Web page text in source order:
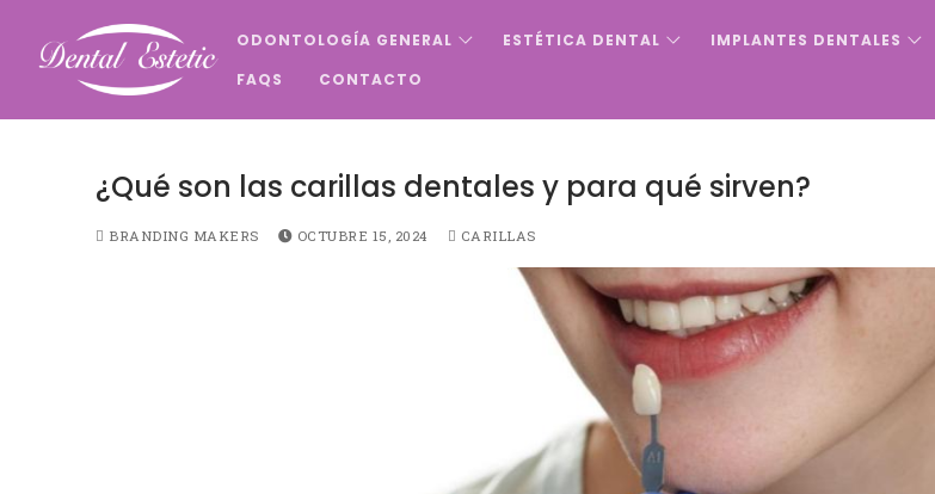
contenido
ODONTOLOGÍA GENERAL ESTÉTICA DENTAL IMPLANTES DENTALES
FAQS
CONTACTO
¿Qué son las carillas dentales y para qué sirven?
BRANDING MAKERS OCTUBRE 15, 2024 CARILLAS